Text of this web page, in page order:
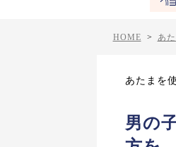
HOME > あ
あたまを
男の